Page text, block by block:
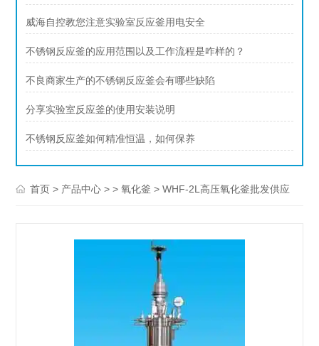
威海自控教您注意实验室反应釜用电安全
不锈钢反应釜的应用范围以及工作流程是咋样的？
不良商家生产的不锈钢反应釜会有哪些缺陷
分享实验室反应釜的使用安装说明
不锈钢反应釜如何精准恒温，如何保养
首页 > 产品中心 > >氧化釜 > WHF-2L高压氧化釜批发供应